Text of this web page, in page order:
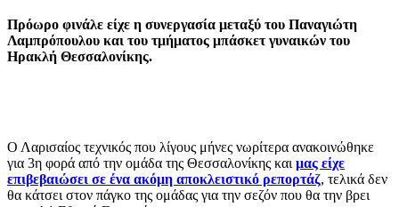
Πρόωρο φινάλε είχε η συνεργασία μεταξύ του Παναγιώτη
Λαμπρόπουλου και του τμήματος μπάσκετ γυναικών του
Ηρακλή Θεσσαλονίκης.
Ο Λαρισαίος τεχνικός που λίγους μήνες νωρίτερα ανακοινώθηκε
για 3η φορά από την ομάδα της Θεσσαλονίκης και μας είχε
επιβεβαιώσει σε ένα ακόμη αποκλειστικό ρεπορτάζ, τελικά δεν
θα κάτσει στον πάγκο της ομάδας για την σεζόν που θα την βρει